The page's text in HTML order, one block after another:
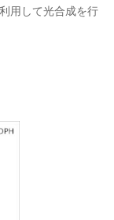
用して光合成を行